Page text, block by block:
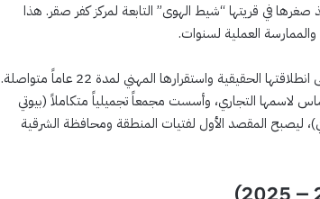
صغرها في قريتها “شيط الهوى” التابعة لمركز كفر صقر. هذا
العملية لسنوات.
عقب زواجها، انتقلت إلى “مدينة القضاة”، والتي كانت شاهدة على انطلاقتها الحقيقية واستقرارها المهني لمدة 22 عاماً متواصلة.
لاسمها التجاري، وأسست مجمعاً تجميلياً متكاملاً (بيوتي
ليصبح المقصد الأول لفتيات المنطقة ومحافظة الشرقية